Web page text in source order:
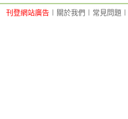
刊登網站廣告 關於我們 常見問題